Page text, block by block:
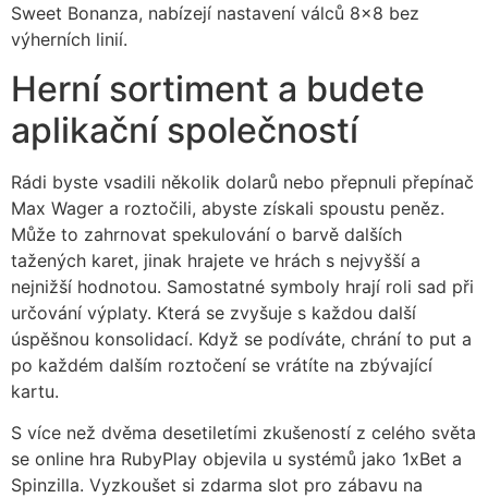
Sweet Bonanza, nabízejí nastavení válců 8×8 bez
výherních linií.
Herní sortiment a budete
aplikační společností
Rádi byste vsadili několik dolarů nebo přepnuli přepínač
Max Wager a roztočili, abyste získali spoustu peněz.
Může to zahrnovat spekulování o barvě dalších
tažených karet, jinak hrajete ve hrách s nejvyšší a
nejnižší hodnotou. Samostatné symboly hrají roli sad při
určování výplaty. Která se zvyšuje s každou další
úspěšnou konsolidací. Když se podíváte, chrání to put a
po každém dalším roztočení se vrátíte na zbývající
kartu.
S více než dvěma desetiletími zkušeností z celého světa
se online hra RubyPlay objevila u systémů jako 1xBet a
Spinzilla. Vyzkoušet si zdarma slot pro zábavu na